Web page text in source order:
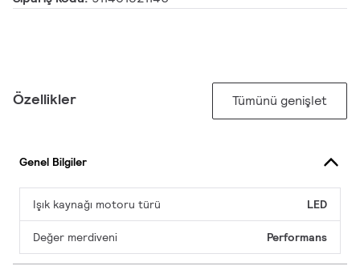
Özellikler Tümünü genişlet
Genel Bilgiler
Işık kaynağı motoru türü LED
Değer merdiveni Performans